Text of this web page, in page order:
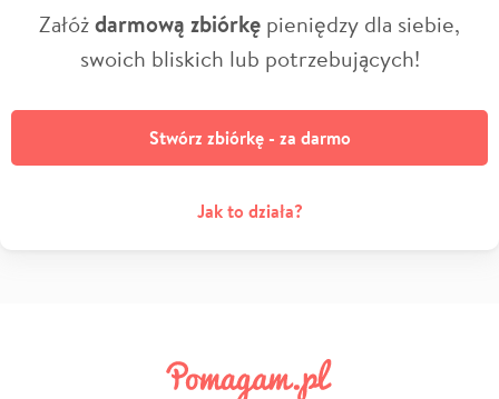
Załóżdarmową zbiórkę pieniędzy dla siebie,
swoich bliskich lub potrzebujących!
Stwórz zbiórkę - za darmo
Jak to działa?